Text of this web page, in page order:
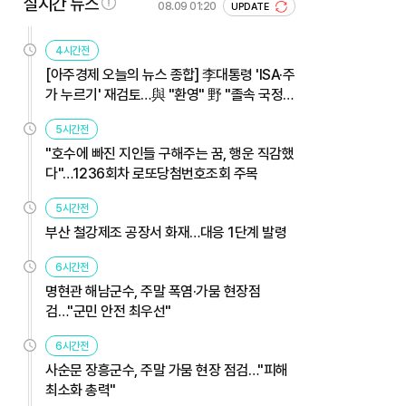
08.09 01:20 UPDATE
4시간전
[아주경제 오늘의 뉴스 종합] 李대통령 'ISA·주
가 누르기' 재검토…與 "환영" 野 "졸속 국정"
外
5시간전
"호수에 빠진 지인들 구해주는 꿈, 행운 직감했
다"…1236회차 로또당첨번호조회 주목
5시간전
부산 철강제조 공장서 화재…대응 1단계 발령
6시간전
명현관 해남군수, 주말 폭염·가뭄 현장점
검…"군민 안전 최우선"
6시간전
사순문 장흥군수, 주말 가뭄 현장 점검…"피해
최소화 총력"